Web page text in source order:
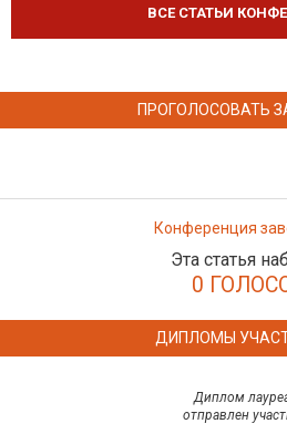
ВСЕ СТАТЬИ
ПРОГОЛОСОВАТЬ
Конференция
Эта статья
0
ДИПЛОМЫ
Диплом
отправлен